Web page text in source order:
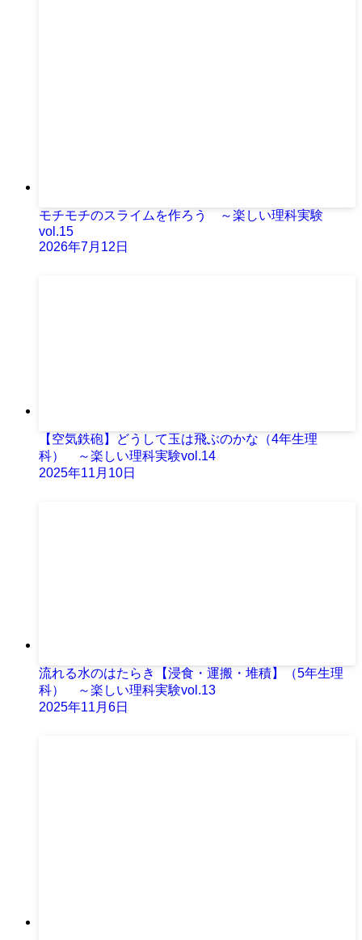
モチモチのスライムを作ろう ～楽しい理科実験
vol.15
2026年7月12日
【空気鉄砲】どうして玉は飛ぶのかな（4年生理
科） ～楽しい理科実験vol.14
2025年11月10日
流れる水のはたらき【浸食・運搬・堆積】（5年生理
科） ～楽しい理科実験vol.13
2025年11月6日